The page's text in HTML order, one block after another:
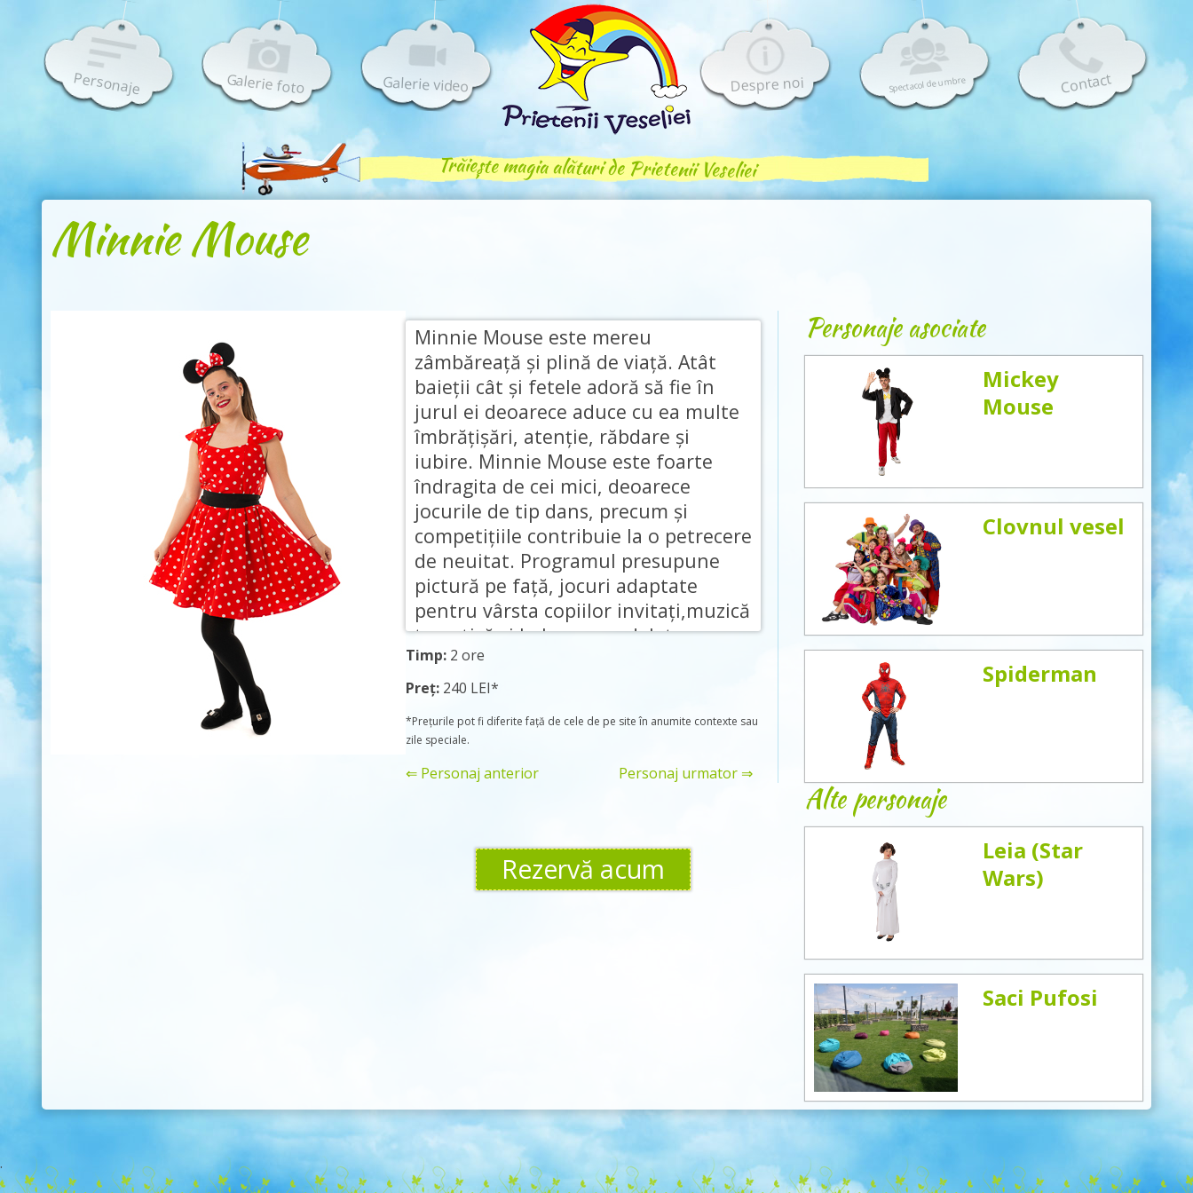
Personaje Galerie foto Galerie video Despre noi Spectacol de umbre Contact
Trăiește magia alături de Prietenii Veseliei
Minnie Mouse
Minnie Mouse este mereu
zâmbăreaţă şi plină de viaţă. Atât
baieţii cât şi fetele adoră să fie în
jurul ei deoarece aduce cu ea multe
îmbrățișări, atenție, răbdare și
iubire. Minnie Mouse este foarte
îndragita de cei mici, deoarece
jocurile de tip dans, precum şi
competiţiile contribuie la o petrecere
de neuitat. Programul presupune
pictură pe faţă, jocuri adaptate
pentru vârsta copiilor invitați,muzică
tematică și baloane modelate.
Timp: 2 ore
Preț: 240 LEI*
*Prețurile pot fi diferite față de cele de pe site în anumite contexte sau
zile speciale.
Rezervă acum
⇐ Personaj anterior Personaj urmator ⇒
Personaje asociate
Mickey
Mouse
Clovnul vesel
Spiderman
Alte personaje
Leia (Star
Wars)
Saci Pufosi